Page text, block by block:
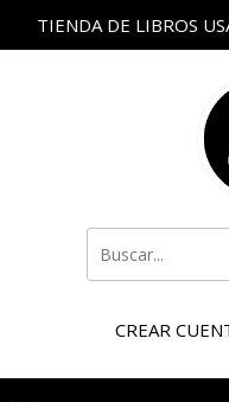
TIENDA DE LIBROS
CREAR